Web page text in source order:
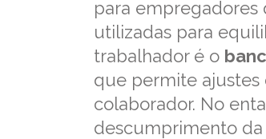
para empregadores
utilizadas para
trabalhador é o
que permite ajustes
colaborador. No
descumprimento da